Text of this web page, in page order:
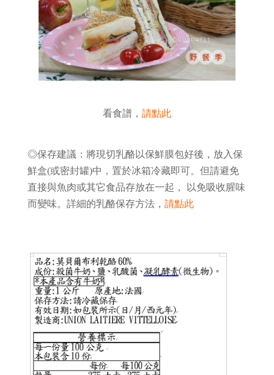
看食譜， 請點此
◎保存建議：將現切乳酪以保鮮膜包好後，放入保
鮮盒(或密封罐)中，置於冰箱冷藏即可。但請避免
直接與魚肉或其它食品存放在一起， 以免吸收腥味
而變味。詳細的乳酪保存方法， 請點此